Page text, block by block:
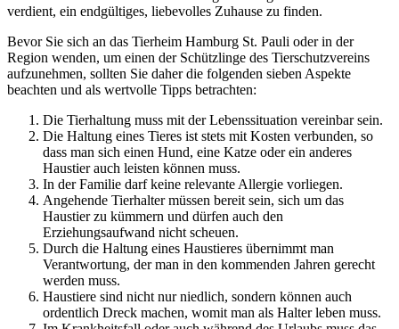
verdient, ein endgültiges, liebevolles Zuhause zu finden.
Bevor Sie sich an das Tierheim Hamburg St. Pauli oder in der
Region wenden, um einen der Schützlinge des Tierschutzvereins
aufzunehmen, sollten Sie daher die folgenden sieben Aspekte
beachten und als wertvolle Tipps betrachten:
Die Tierhaltung muss mit der Lebenssituation vereinbar sein.
Die Haltung eines Tieres ist stets mit Kosten verbunden, so
dass man sich einen Hund, eine Katze oder ein anderes
Haustier auch leisten können muss.
In der Familie darf keine relevante Allergie vorliegen.
Angehende Tierhalter müssen bereit sein, sich um das
Haustier zu kümmern und dürfen auch den
Erziehungsaufwand nicht scheuen.
Durch die Haltung eines Haustieres übernimmt man
Verantwortung, der man in den kommenden Jahren gerecht
werden muss.
Haustiere sind nicht nur niedlich, sondern können auch
ordentlich Dreck machen, womit man als Halter leben muss.